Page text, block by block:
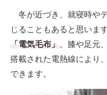
メディア
ITの今と未来を見通す
冬が近づき、就寝時や
じることもあると思いま
「電気毛布」。膝や足元
搭載された電熱線により
できます。